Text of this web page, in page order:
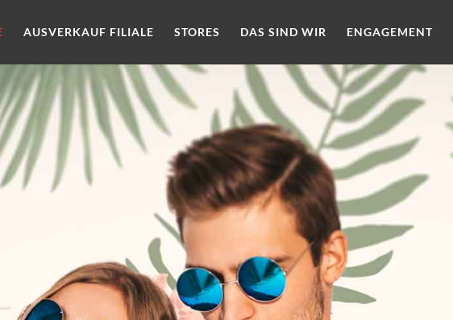
AUSVERKAUF FILIALE STORES DAS SIND WIR ENGAGEMENT